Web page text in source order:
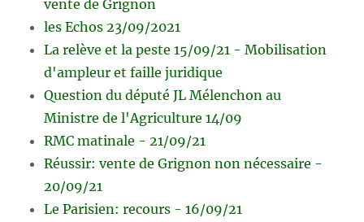
vente de Grignon
les Echos 23/09/2021
La relève et la peste 15/09/21 - Mobilisation
d'ampleur et faille juridique
Question du député JL Mélenchon au
Ministre de l'Agriculture 14/09
RMC matinale - 21/09/21
Réussir: vente de Grignon non nécessaire -
20/09/21
Le Parisien: recours - 16/09/21